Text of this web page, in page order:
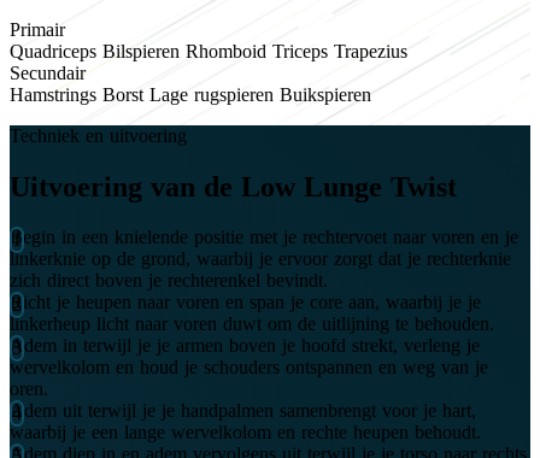
Primair
Quadriceps Bilspieren Rhomboid Triceps Trapezius
Secundair
Hamstrings Borst Lage rugspieren Buikspieren
Techniek en uitvoering
Uitvoering van de Low Lunge Twist
Begin in een knielende positie met je rechtervoet naar voren en je
linkerknie op de grond, waarbij je ervoor zorgt dat je rechterknie
zich direct boven je rechterenkel bevindt.
Richt je heupen naar voren en span je core aan, waarbij je je
linkerheup licht naar voren duwt om de uitlijning te behouden.
Adem in terwijl je je armen boven je hoofd strekt, verleng je
wervelkolom en houd je schouders ontspannen en weg van je
oren.
Adem uit terwijl je je handpalmen samenbrengt voor je hart,
waarbij je een lange wervelkolom en rechte heupen behoudt.